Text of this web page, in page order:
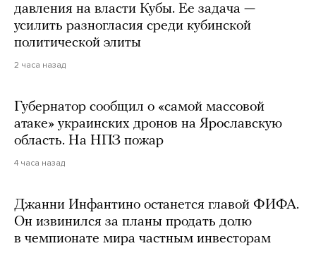
давления на власти Кубы. Ее задача —
усилить разногласия среди кубинской
политической элиты
2 часа назад
Губернатор сообщил о «самой массовой
атаке» украинских дронов на Ярославскую
область. На НПЗ пожар
4 часа назад
Джанни Инфантино останется главой ФИФА.
Он извинился за планы продать долю
в чемпионате мира частным инвесторам